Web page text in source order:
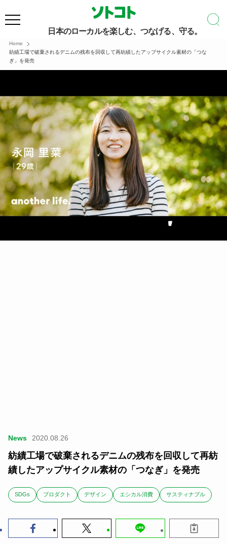
日本のローカルを楽しむ、つなげる、守る。
Home
紡績工場で破棄されるデニムの残布を回収して再紡績したアップサイクル素材の「つな
ぎ」を発売
News 2020.08.26
紡績工場で破棄されるデニムの残布を回収して再紡
績したアップサイクル素材の「つなぎ」を発売
SDGs ブロダクト デザイン エシカル消費 サスティナブル